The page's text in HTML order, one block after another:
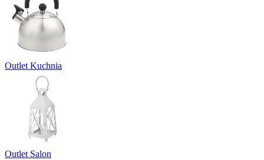
Outlet Kuchnia
Outlet Salon